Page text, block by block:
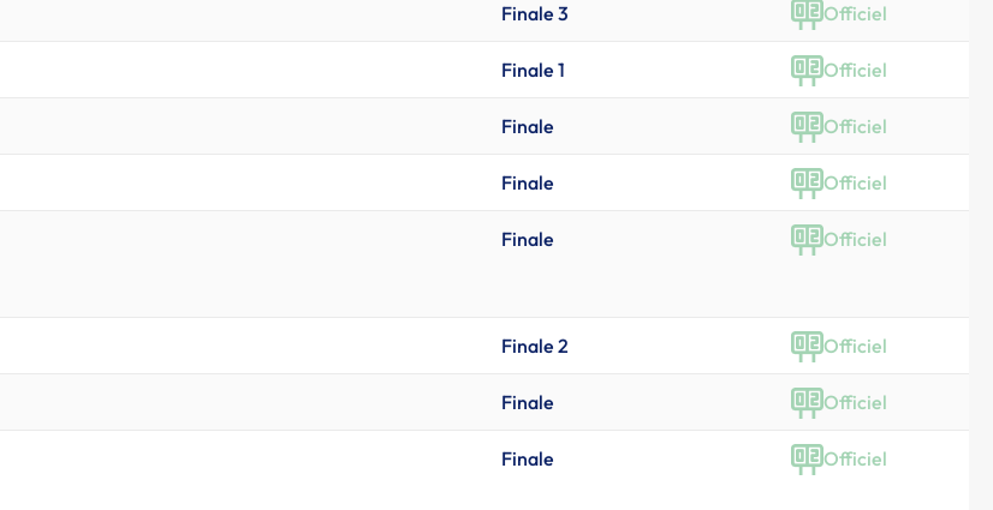
Finale 3 Officiel
Finale 1 Officiel
Finale Officiel
Finale Officiel
Finale Officiel
Finale 2 Officiel
Finale Officiel
Finale Officiel